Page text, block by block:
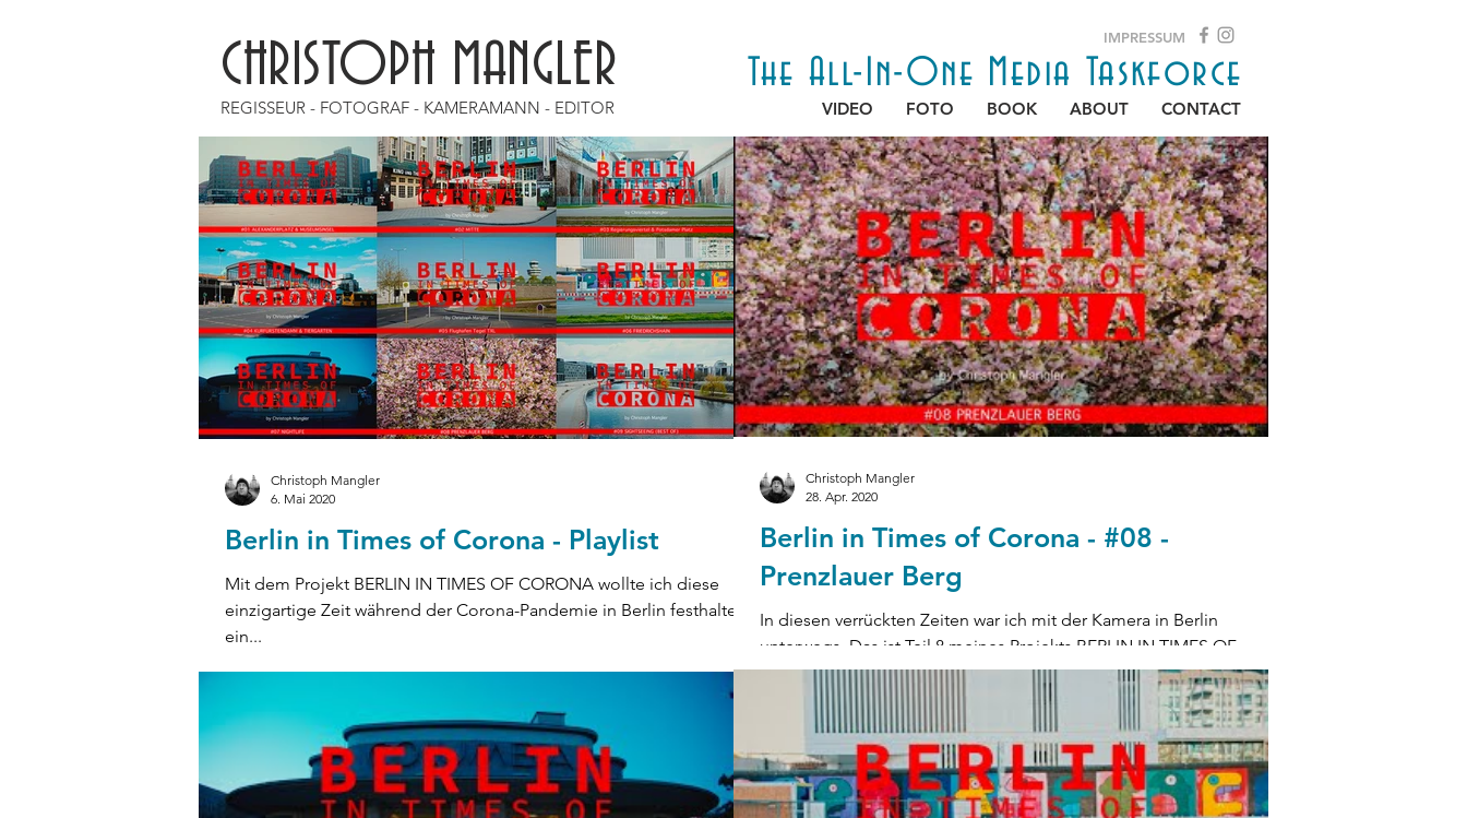
CHRISTOPH MANGLER
REGISSEUR - FOTOGRAF - KAMERAMANN - EDITOR
IMPRESSUM
VIDEO FOTO BOOK ABOUT CONTACT
The All-In-One Media Taskforce
Berlin in Times of Corona - Playlist
Mit dem Projekt BERLIN IN TIMES OF CORONA wollte ich diese
einzigartige Zeit während der Corona-Pandemie in Berlin festhalten -
ein...
Christoph Mangler
6. Mai 2020
Berlin in Times of Corona - #08 -
Prenzlauer Berg
In diesen verrückten Zeiten war ich mit der Kamera in Berlin
unterwegs. Das ist Teil 8 meines Projekts BERLIN IN TIMES OF
CORONA mit...
Christoph Mangler
28. Apr. 2020